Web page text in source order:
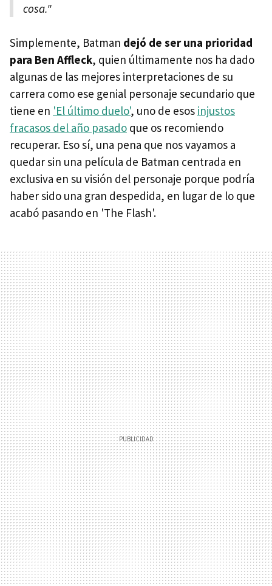
cosa."
Simplemente, Batman dejó de ser una prioridad
para Ben Affleck, quien últimamente nos ha dado
algunas de las mejores interpretaciones de su
carrera como ese genial personaje secundario que
tiene en 'El último duelo', uno de esos injustos
fracasos del año pasado que os recomiendo
recuperar. Eso sí, una pena que nos vayamos a
quedar sin una película de Batman centrada en
exclusiva en su visión del personaje porque podría
haber sido una gran despedida, en lugar de lo que
acabó pasando en 'The Flash'.